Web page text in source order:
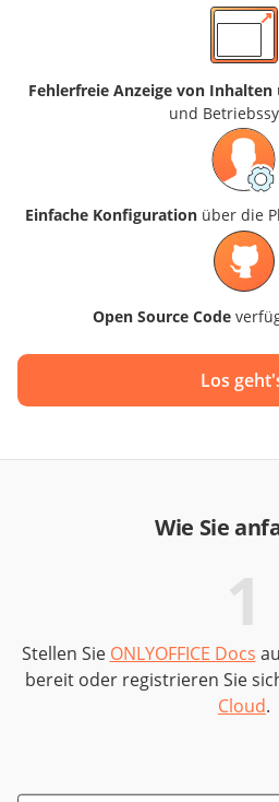
Fehlerfreie Anzeige von Inhalten
und
Einfache Konfigurationüber die
Open Source Code
Los
Wie Sie
1
Stellen Sie ONLYOFFICE Docs
bereit oder registrieren Sie
Cloud.